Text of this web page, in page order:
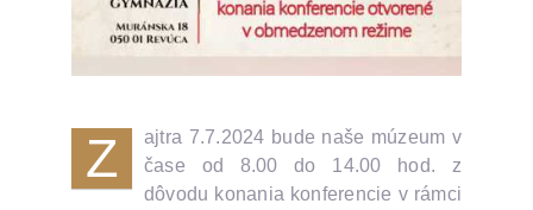
Z
ajtra 7.7.2024 bude naše múzeum v
čase od 8.00 do 14.00 hod. z
dôvodu konania konferencie v rámci